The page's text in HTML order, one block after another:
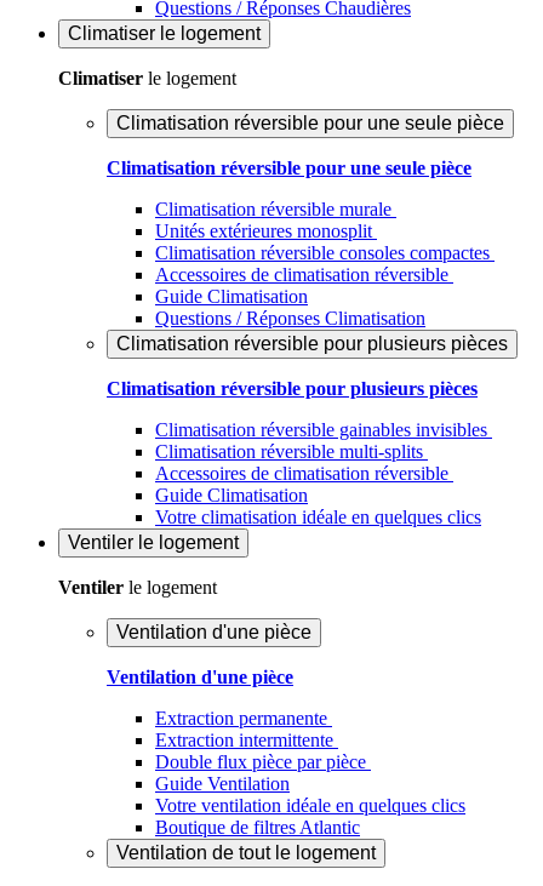
Questions / Réponses Chaudières
Climatiser le logement
Climatiser le logement
Climatisation réversible pour une seule pièce
Climatisation réversible pour une seule pièce
Climatisation réversible murale
Unités extérieures monosplit
Climatisation réversible consoles compactes
Accessoires de climatisation réversible
Guide Climatisation
Questions / Réponses Climatisation
Climatisation réversible pour plusieurs pièces
Climatisation réversible pour plusieurs pièces
Climatisation réversible gainables invisibles
Climatisation réversible multi-splits
Accessoires de climatisation réversible
Guide Climatisation
Votre climatisation idéale en quelques clics
Ventiler le logement
Ventiler le logement
Ventilation d'une pièce
Ventilation d'une pièce
Extraction permanente
Extraction intermittente
Double flux pièce par pièce
Guide Ventilation
Votre ventilation idéale en quelques clics
Boutique de filtres Atlantic
Ventilation de tout le logement